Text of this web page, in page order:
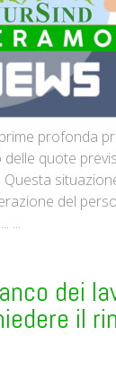
profonda
quote
Questa
del
...
dei
il